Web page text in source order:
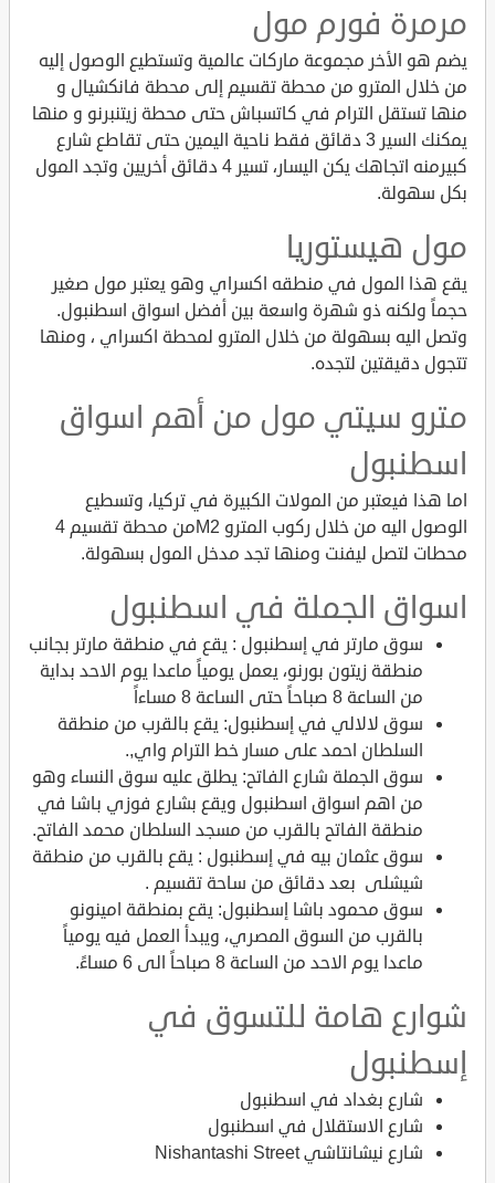
مرمرة فورم مول
يضم هو الأخر مجموعة ماركات عالمية وتستطيع الوصول إليه
من خلال المترو من محطة تقسيم إلى محطة فانكشيال و
منها تستقل الترام في كاتسباش حتى محطة زيتنبرنو و منها
يمكنك السير 3 دقائق فقط ناحية اليمين حتى تقاطع شارع
كبيرمنه اتجاهك يكن اليسار، تسير 4 دقائق أخريين وتجد المول
بكل سهولة.
مول هيستوريا
يقع هذا المول في منطقه اكسراي وهو يعتبر مول صغير
حجماً ولكنه ذو شهرة واسعة بين أفضل اسواق اسطنبول.
وتصل اليه بسهولة من خلال المترو لمحطة اكسراي ، ومنها
تتجول دقيقتين لتجده.
مترو سيتي مول من أهم اسواق
اسطنبول
اما هذا فيعتبر من المولات الكبيرة في تركيا، وتسطيع
الوصول اليه من خلال ركوب المترو M2من محطة تقسيم 4
محطات لتصل ليفنت ومنها تجد مدخل المول بسهولة.
اسواق الجملة في اسطنبول
سوق مارتر في إسطنبول : يقع في منطقة مارتر بجانب
منطقة زيتون بورنو، يعمل يومياً ماعدا يوم الاحد بداية
من الساعة 8 صباحاً حتى الساعة 8 مساءاً
سوق لالالي في إسطنبول: يقع بالقرب من منطقة
السلطان احمد على مسار خط الترام واي,.
سوق الجملة شارع الفاتح: يطلق عليه سوق النساء وهو
من اهم اسواق اسطنبول ويقع بشارع فوزي باشا في
منطقة الفاتح بالقرب من مسجد السلطان محمد الفاتح.
سوق عثمان بيه في إسطنبول : يقع بالقرب من منطقة
شيشلى بعد دقائق من ساحة تقسيم .
سوق محمود باشا إسطنبول: يقع بمنطقة امينونو
بالقرب من السوق المصري، ويبدأ العمل فيه يومياً
ماعدا يوم الاحد من الساعة 8 صباحاً الى 6 مساءً.
شوارع هامة للتسوق في
إسطنبول
شارع بغداد في اسطنبول
شارع الاستقلال في اسطنبول
شارع نيشانتاشي Nishantashi Street